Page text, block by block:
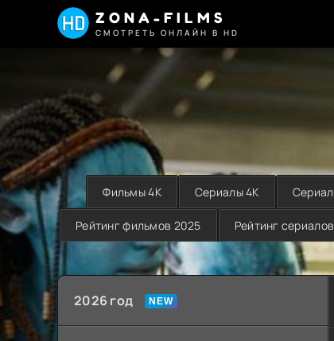
ZONA-FILMS
СМОТРЕТЬ ОНЛАЙН В HD
Фильмы 4K Сериалы 4K
Рейтинг фильмов 2025 Рейтинг
2026 год